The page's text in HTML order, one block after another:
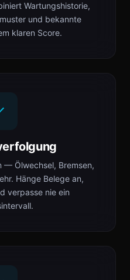
Wartungshistorie,
und bekannte
klaren Score.
— Ölwechsel, Bremsen,
Hänge Belege an,
verpasse nie ein